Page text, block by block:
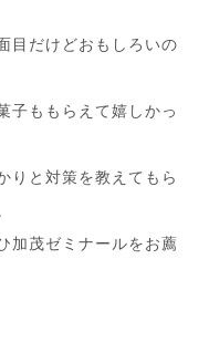
目だけどおもしろいの
子ももらえて嬉しかっ
りと対策を教えてもら
加茂ゼミナールをお薦